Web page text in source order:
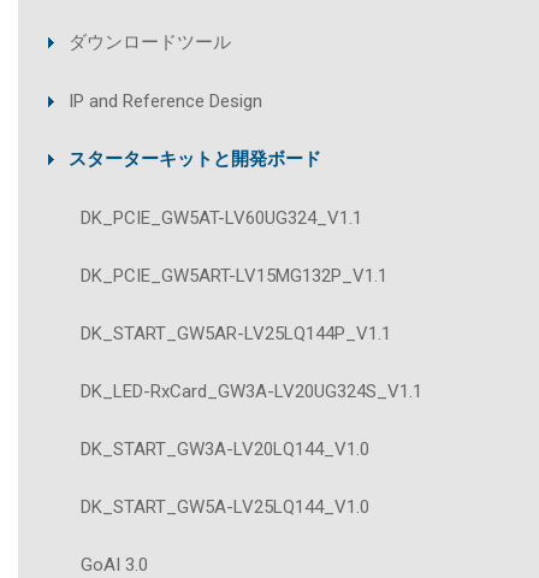
ダウンロードツール
IP and Reference Design
スターターキットと開発ボード
DK_PCIE_GW5AT-LV60UG324_V1.1
DK_PCIE_GW5ART-LV15MG132P_V1.1
DK_START_GW5AR-LV25LQ144P_V1.1
DK_LED-RxCard_GW3A-LV20UG324S_V1.1
DK_START_GW3A-LV20LQ144_V1.0
DK_START_GW5A-LV25LQ144_V1.0
GoAI 3.0